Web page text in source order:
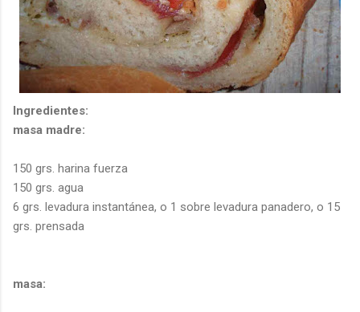
Ingredientes:
masa madre:
150 grs. harina fuerza
150 grs. agua
6 grs. levadura instantánea, o 1 sobre levadura panadero, o 15
grs. prensada
masa: